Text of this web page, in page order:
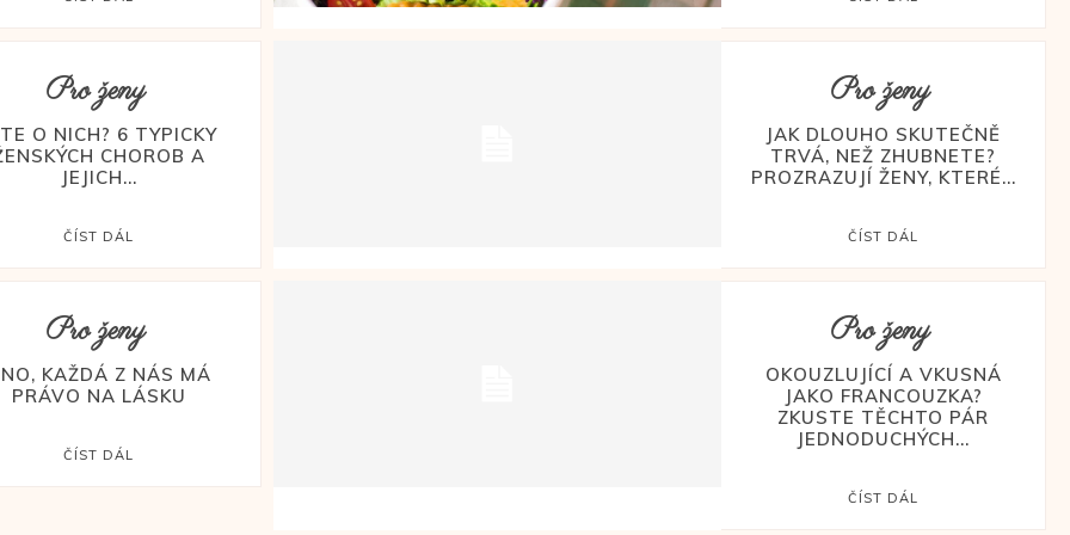
Pro ženy
O NICH? 6 TYPICKY
CHOROB A
JEJICH...
ČÍST DÁL
Pro ženy
JAK DLOUHO SKUTEČNĚ
TRVÁ, NEŽ ZHUBNETE?
PROZRAZUJÍ ŽENY, KTERÉ...
ČÍST DÁL
Pro ženy
KAŽDÁ Z NÁS MÁ
PRÁVO NA LÁSKU
ČÍST DÁL
Pro ženy
OKOUZLUJÍCÍ A VKUSNÁ
JAKO FRANCOUZKA?
ZKUSTE TĚCHTO PÁR
JEDNODUCHÝCH...
ČÍST DÁL